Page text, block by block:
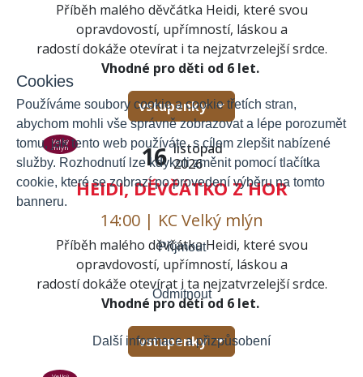
Příběh malého děvčátka Heidi, které svou
opravdovostí, upřímností, láskou a
radostí dokáže otevírat i ta nejzatvrzelejší srdce.
Vhodné pro děti od 6 let.
vstupenky
16 listopad
2026
HEIDI, DĚVČÁTKO Z HOR
Velký
mlýn
14:00 | KC Velký mlýn
Příběh malého děvčátka Heidi, které svou
opravdovostí, upřímností, láskou a
radostí dokáže otevírat i ta nejzatvrzelejší srdce.
Vhodné pro děti od 6 let.
vstupenky
Cookies
Používáme soubory cookie a cookie třetích stran,
abychom mohli vše správně zobrazovat a lépe porozumět
tomu, jak tento web používáte, s cílem zlepšit nabízené
služby. Rozhodnutí lze kdykoli změnit pomocí tlačítka
cookie, které se zobrazí po provedení výběru na tomto
banneru.
Přijmout
Odmítnout
Další informace a přizpůsobení